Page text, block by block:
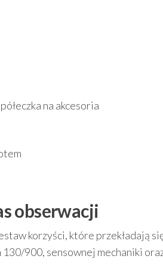
na akcesoria
obserwacji
korzyści, które przekładają
900, sensownej mechaniki